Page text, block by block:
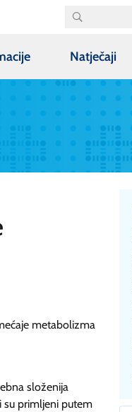
Natječaji
metabolizma
složenija
su primljeni putem